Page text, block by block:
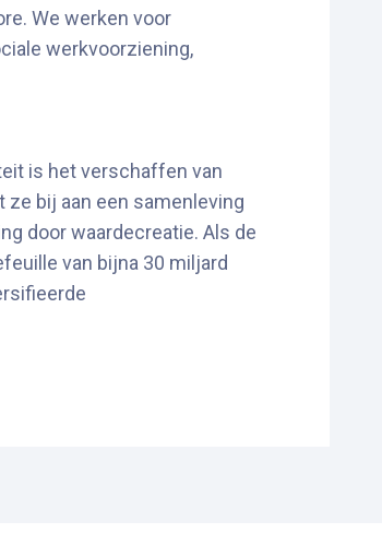
We werken voor
werkvoorziening,
is het verschaffen van
bij aan een samenleving
door waardecreatie. Als de
van bijna 30 miljard